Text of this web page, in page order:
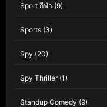
Sport กีฬา (9)
Sports (3)
Spy (20)
Spy Thriller(1)
Standup Comedy (9)